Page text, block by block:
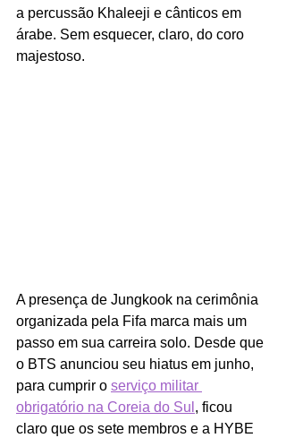
a percussão Khaleeji e cânticos em
árabe. Sem esquecer, claro, do coro
majestoso.
A presença de Jungkook na cerimônia
organizada pela Fifa marca mais um
passo em sua carreira solo. Desde que
o BTS anunciou seu hiatus em junho,
para cumprir o serviço militar
obrigatório na Coreia do Sul , ficou
claro que os sete membros e a HYBE